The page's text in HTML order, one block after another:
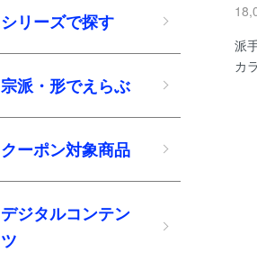
派
カ
シリーズで探す
宗派・形でえらぶ
クーポン対象商品
デジタルコンテン
ツ